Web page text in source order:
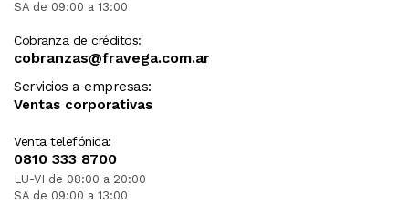
SA de 09:00 a 13:00
Cobranza de créditos:
cobranzas@fravega.com.ar
Servicios a empresas:
Ventas corporativas
Venta telefónica:
0810 333 8700
LU-VI de 08:00 a 20:00
SA de 09:00 a 13:00